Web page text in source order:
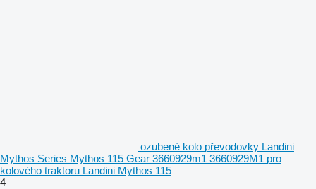
ozubené kolo převodovky Landini
Mythos Series Mythos 115 Gear 3660929m1 3660929M1 pro
kolového traktoru Landini Mythos 115
4